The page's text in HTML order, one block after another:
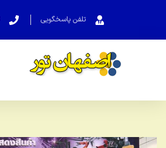
تلفن پاسخگویی